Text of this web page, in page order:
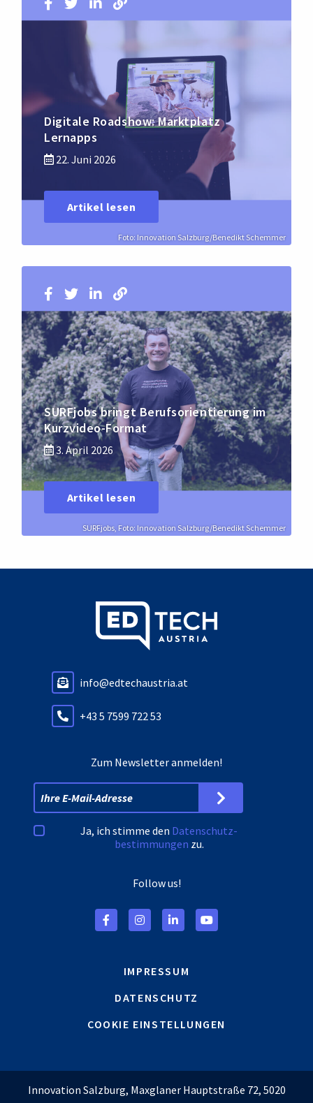
Foto: Innovation Salzburg/Benedikt Schemmer
Digitale Roadshow: Marktplatz
Lernapps
22. Juni 2026
Artikel lesen
SURFjobs, Foto: Innovation Salzburg/Benedikt Schemmer
SURFjobs bringt Berufsorientierung im
Kurzvideo-Format
3. April 2026
Artikel lesen
info@edtechaustria.at
+43 5 7599 722 53
Zum Newsletter anmelden!
Ja, ich stimme den Datenschutz­
bestimmungen zu.
Follow us!
IMPRESSUM
DATENSCHUTZ
COOKIE EINSTELLUNGEN
Innovation Salzburg, Maxglaner Hauptstraße 72, 5020